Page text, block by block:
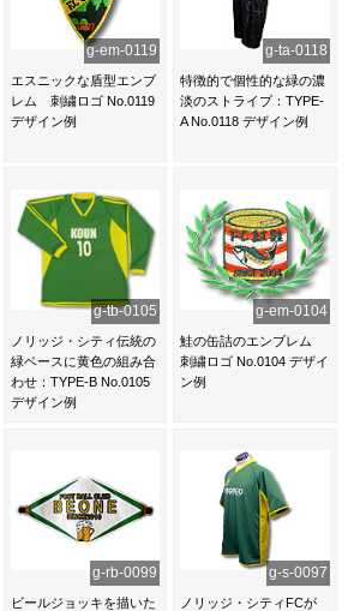
g-em-0119
エスニックな盾型エンブ
レム 刺繍ロゴ No.0119
デザイン例
g-ta-0118
特徴的で個性的な緑の濃
淡のストライプ：TYPE-
A No.0118 デザイン例
g-tb-0105
ノリッジ・シティ伝統の
緑ベースに黄色の組み合
わせ：TYPE-B No.0105
デザイン例
g-em-0104
鮭の缶詰のエンブレム
刺繍ロゴ No.0104 デザイ
ン例
g-rb-0099
ビールジョッキを描いた
g-s-0097
ノリッジ・シティFCが